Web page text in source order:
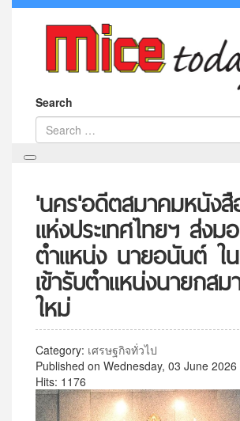
Search
'นคร'อดีตสมาคมหนัง
แห่งประเทศไทยฯ ส่งม
ตำแหน่ง นายอนันต์ ใ
เข้ารับตำแหน่งนายกส
ใหม่
Category: เศรษฐกิจทั่วไป
Published on Wednesday, 03 June
Hits: 1176